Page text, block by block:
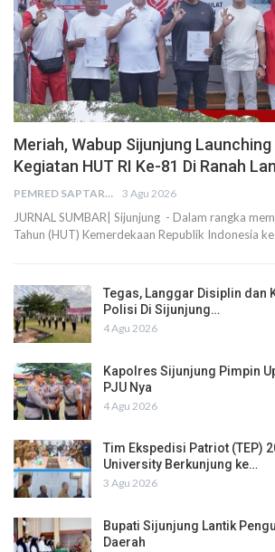
Meriah, Wabup Sijunjung
Kegiatan HUT RI Ke-81 Di Ranah
PEMRED SAPTARIUS 3 Agu 2026
JURNAL SUMBAR| Sijunjung - Dalam rangka
Tahun (HUT) Kemerdekaan Republik Indonesia
Tegas, Langgar Disiplin dan
Polisi Di Sijunjung…
4 Agu 2026
Kapolres Sijunjung Pimpin
PJU Nya
4 Agu 2026
Tim Ekspedisi Patriot (TEP)
University Berkunjung ke…
3 Agu 2026
Bupati Sijunjung Lantik
Daerah